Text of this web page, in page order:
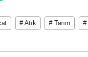
# Atık # Tarım #